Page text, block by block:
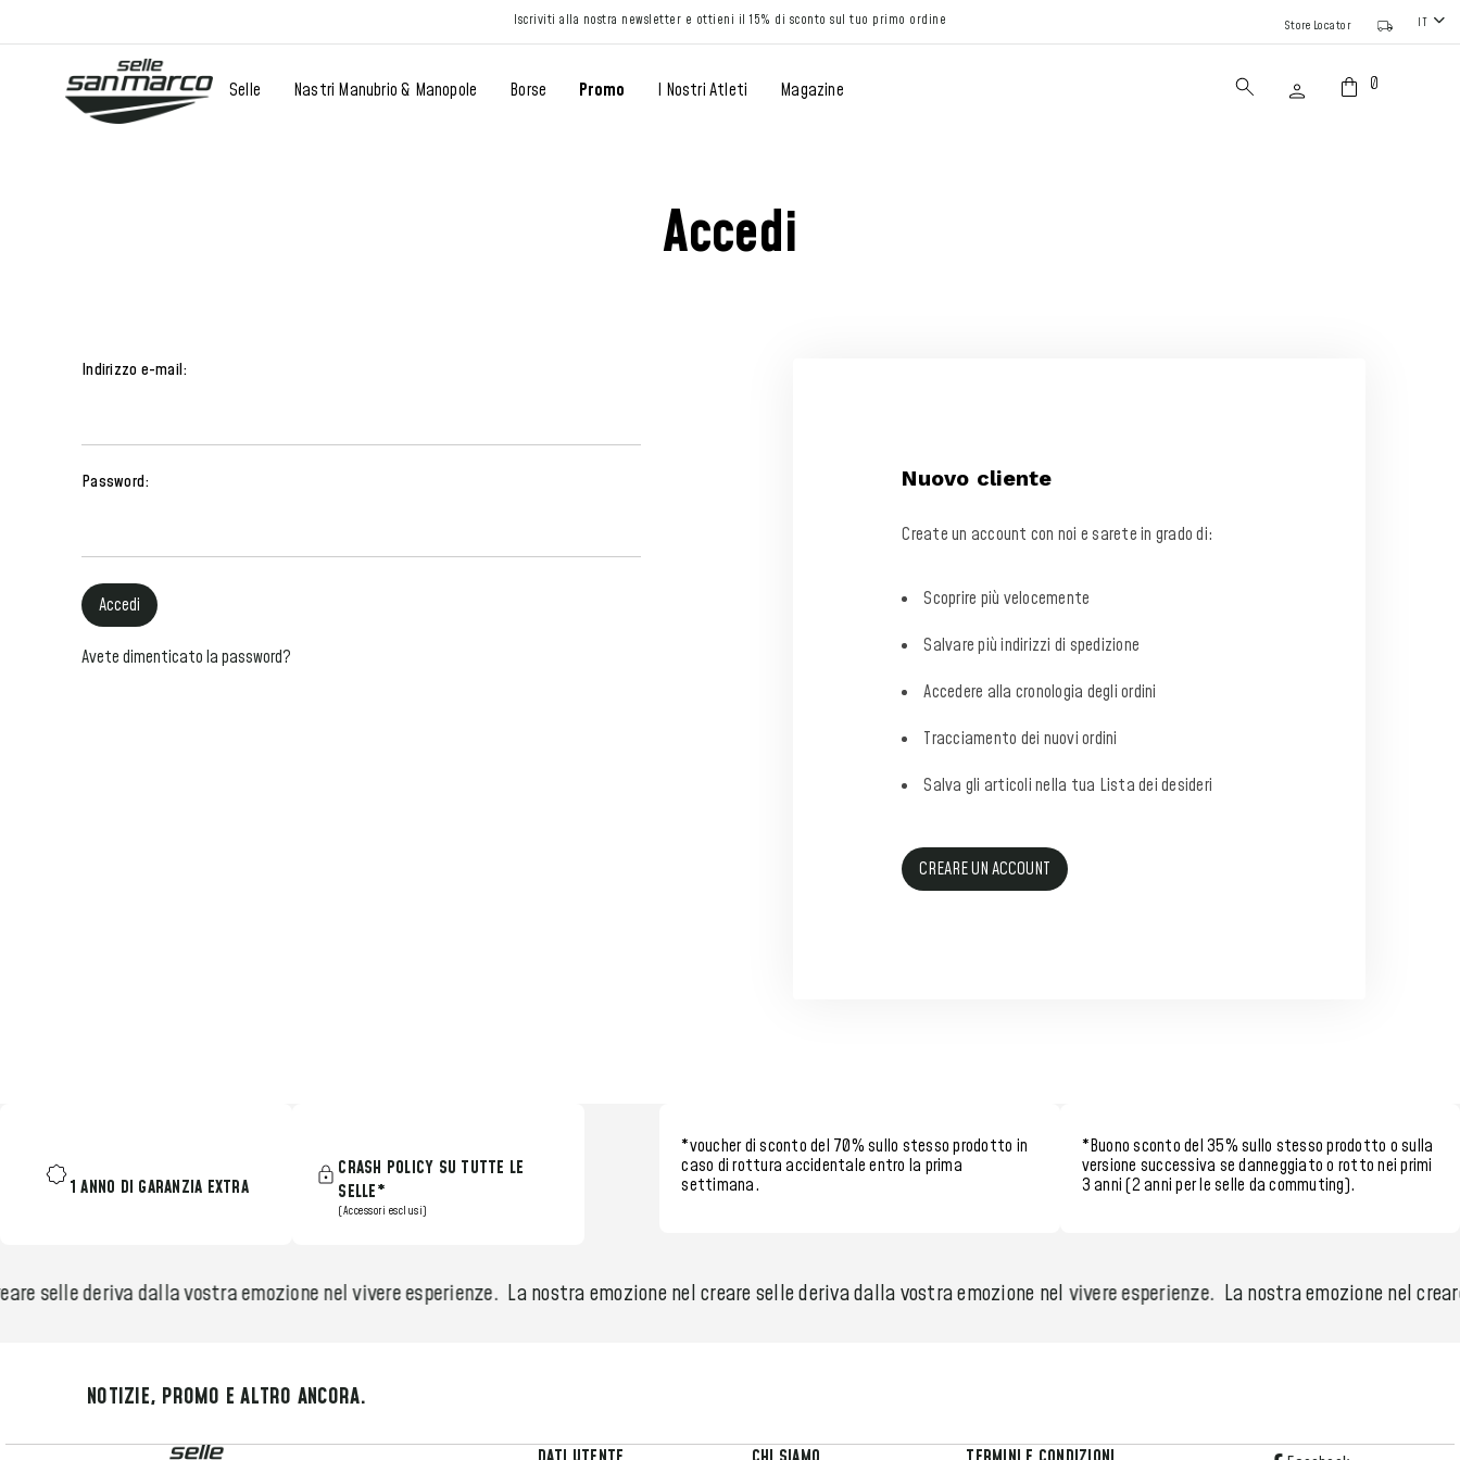
Iscriviti alla nostra newsletter e ottieni il 15% di sconto sul tuo primo ordine Store Locator IT
Selle Nastri Manubrio & Manopole Borse Promo I Nostri Atleti Magazine 0
Accedi
Indirizzo e-mail:
Password:
Accedi
Avete dimenticato la password?
Nuovo cliente
Create un account con noi e sarete in grado di:
Scoprire più velocemente
Salvare più indirizzi di spedizione
Accedere alla cronologia degli ordini
Tracciamento dei nuovi ordini
Salva gli articoli nella tua Lista dei desideri
CREARE UN ACCOUNT
1 ANNO DI GARANZIA EXTRA
CRASH POLICY SU TUTTE LE
SELLE*
(Accessori esclusi)
*voucher di sconto del 70%sullo stesso prodotto in
caso di rottura accidentale entro la prima
settimana.
*Buono sconto del 35%sullo stesso prodotto o sulla
versione successiva se danneggiato o rotto neiprimi
3 anni (2 anni per le selle da commuting).
selle deriva dalla vostra emozione nel vivere esperienze.La nostra emozione nel creare selle deriva dalla vostra emozione nel vivere esperienze.La nostra emozione nel
NOTIZIE, PROMO E ALTRO ANCORA.